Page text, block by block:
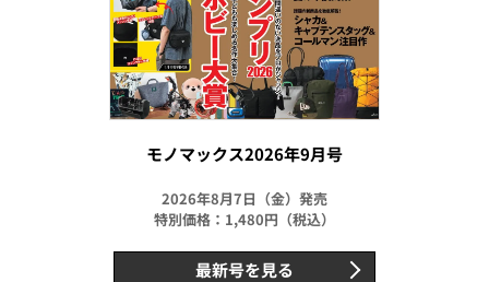
モノマックス2026年9月号
2026年8月7日（金）発売
特別価格：1,480円（税込）
最新号を見る